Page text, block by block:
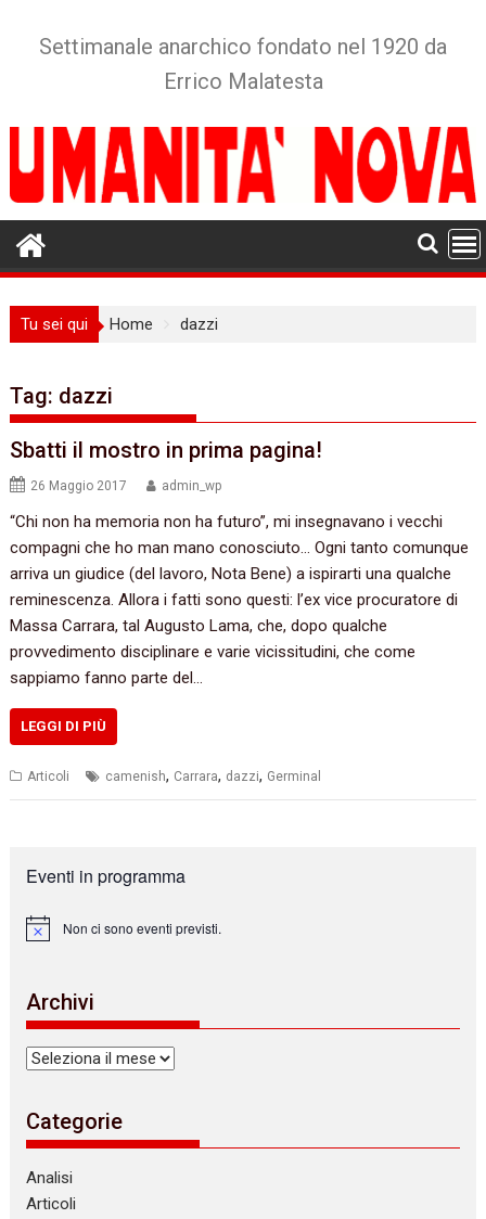
Settimanale anarchico fondato nel 1920 da
Errico Malatesta
Tu sei qui Home dazzi
Tag: dazzi
Sbatti il mostro in prima pagina!
26 Maggio 2017 admin_wp
“Chi non ha memoria non ha futuro”, mi insegnavano i vecchi
compagni che ho man mano conosciuto… Ogni tanto comunque
arriva un giudice (del lavoro, Nota Bene) a ispirarti una qualche
reminescenza. Allora i fatti sono questi: l’ex vice procuratore di
Massa Carrara, tal Augusto Lama, che, dopo qualche
provvedimento disciplinare e varie vicissitudini, che come
sappiamo fanno parte del…
LEGGI DI PIÙ
Articoli camenish, Carrara, dazzi, Germinal
Eventi in programma
N
c
e
Non ci sono eventi previsti.
Archivi
Archivi
Categorie
Analisi
Articoli